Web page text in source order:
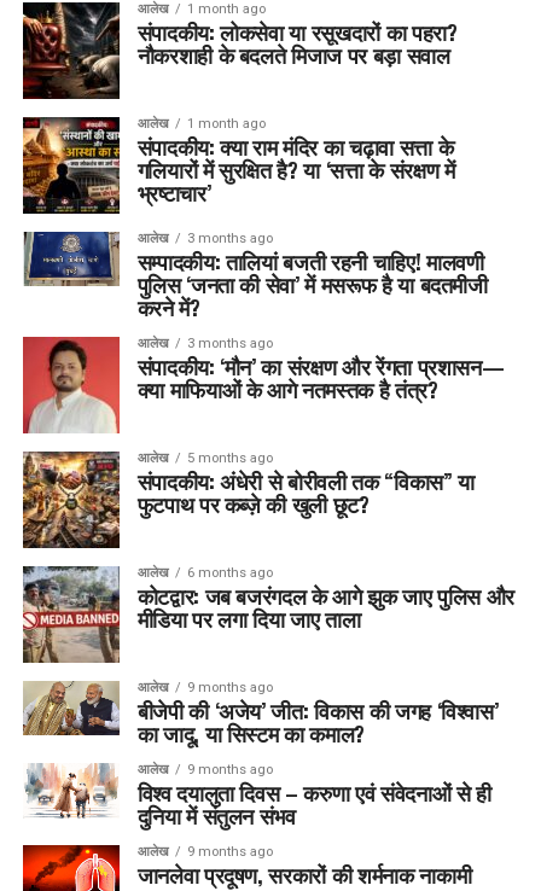
आलेख 1 month ago
संपादकीय: लोकसेवा या रसूखदारों का पहरा?
नौकरशाही के बदलते मिजाज पर बड़ा सवाल
आलेख 1 month ago
संपादकीय: क्या राम मंदिर का चढ़ावा सत्ता के
गलियारों में सुरक्षित है? या ‘सत्ता के संरक्षण में
भ्रष्टाचार’
आलेख 3 months ago
सम्पादकीय: तालियां बजती रहनी चाहिए! मालवणी
पुलिस ‘जनता की सेवा’ में मसरूफ है या बदतमीजी
करने में?
आलेख 3 months ago
संपादकीय: ‘मौन’ का संरक्षण और रेंगता प्रशासन—
क्या माफियाओं के आगे नतमस्तक है तंत्र?
आलेख 5 months ago
संपादकीय: अंधेरी से बोरीवली तक “विकास” या
फुटपाथ पर कब्ज़े की खुली छूट?
आलेख 6 months ago
कोटद्वार: जब बजरंगदल के आगे झुक जाए पुलिस और
मीडिया पर लगा दिया जाए ताला
आलेख 9 months ago
बीजेपी की ‘अजेय’ जीत: विकास की जगह ‘विश्वास’
का जादू, या सिस्टम का कमाल?
आलेख 9 months ago
विश्व दयालुता दिवस – करुणा एवं संवेदनाओं से ही
दुनिया में संतुलन संभव
आलेख 9 months ago
जानलेवा प्रदूषण, सरकारों की शर्मनाक नाकामी